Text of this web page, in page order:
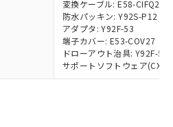
変換ケーブル: E58-CIFQ2-E
防水パッキン: Y92S-P12
アダプタ: Y92F-53
端子カバー: E53-COV27
ドローアウト治具: Y92F-55
サポートソフトウェア(CX-
ご登録されている必要が
ェブサイト上で当社にご
品リストについて、当社
共同利用者が、当社の製
に関するお客様との取
ダウンロード
をダウンロードするこ
す。当社販売部門へお問